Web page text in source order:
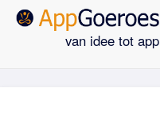
van idee tot app